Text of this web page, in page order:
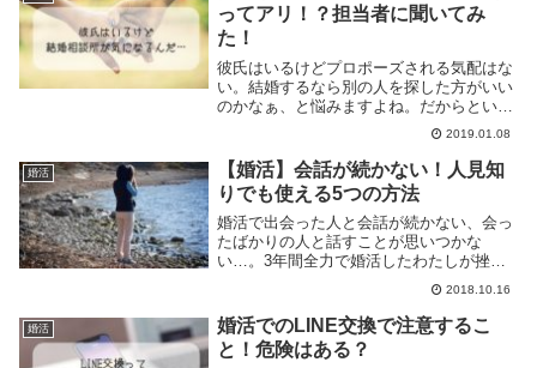
ってアリ！？担当者に聞いてみ
た！
彼氏はいるけどプロポーズされる気配はな
い。結婚するなら別の人を探した方がいい
のかなぁ、と悩みますよね。だからといっ
てスパッと別れるのは勇気がいる。「婚活
は気になるけど、別れる前にちょっとだけ
どんなものか知っておきたい…」その気持
ちを少し解消するお話です。
2019.01.08
婚活
【婚活】会話が続かない！人見知
りでも使える5つの方法
婚活で出会った人と会話が続かない、会っ
たばかりの人と話すことが思いつかな
い…。3年間全力で婚活したわたしが挫折
の中やっと編み出した「相手に関心を示
し、好感を得て、相手のことをさらに知
り、次の約束につなげる会話」を解説しま
す！楽になりますよー
2018.10.16
婚活
婚活でのLINE交換で注意するこ
と！危険はある？